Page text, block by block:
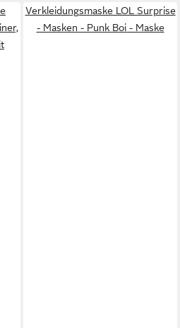
Verkleidungsmaske LOL Surprise
- Masken - Punk Boi - Maske